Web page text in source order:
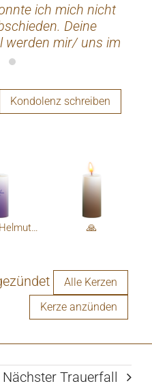
ich mich nicht
Deine
werden mir/ uns im
bleiben. Ruhe
Kondolenz schreiben
Herta u. Helmut Dollfuß 🙏
Alle Kerzen
Kerze anzünden
Nächster Trauerfall